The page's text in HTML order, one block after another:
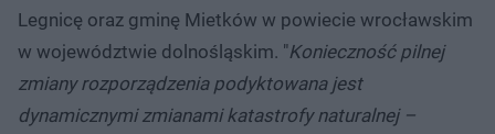
Legnicę oraz gminę Mietków w powiecie wrocławskim
w województwie dolnośląskim. "Konieczność pilnej
zmiany rozporządzenia podyktowana jest
dynamicznymi zmianami katastrofy naturalnej –